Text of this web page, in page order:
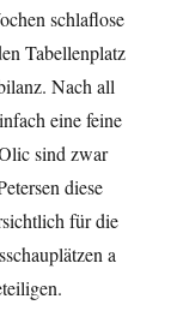
schlaflose
Tabellenplatz
Nach all
eine feine
sind zwar
diese
für die
a